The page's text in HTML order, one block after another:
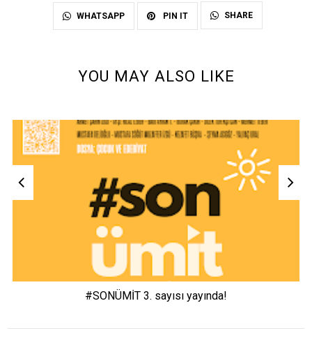
WHATSAPP PIN IT SHARE
YOU MAY ALSO LIKE
#SONÜMİT 3. sayısı yayında!